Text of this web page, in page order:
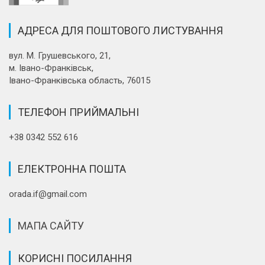
АДРЕСА ДЛЯ ПОШТОВОГО ЛИСТУВАННЯ
вул. М. Грушевського, 21,
м. Івано-Франківськ,
Івано-Франківська область, 76015
ТЕЛЕФОН ПРИЙМАЛЬНІ
+38 0342 552 616
ЕЛЕКТРОННА ПОШТА
orada.if@gmail.com
МАПА САЙТУ
КОРИСНІ ПОСИЛАННЯ